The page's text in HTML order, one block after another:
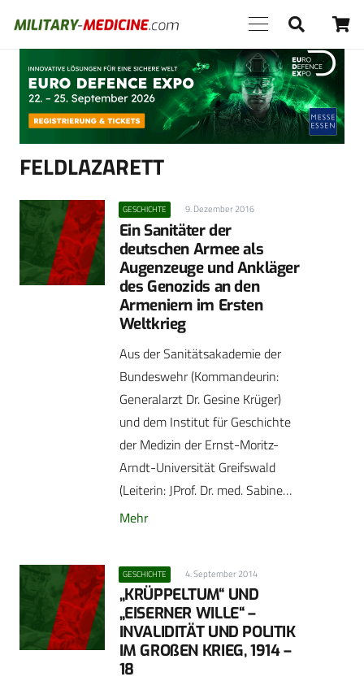
Anzeige
FELDLAZARETT
GESCHICHTE 9. Dezember 2016
Ein Sanitäter der
deutschen Armee als
Augenzeuge und Ankläger
des Genozids an den
Armeniern im Ersten
Weltkrieg
Aus der Sanitätsakademie der
Bundeswehr (Kommandeurin:
Generalarzt Dr. Gesine Krüger)
und dem Institut für Geschichte
der Medizin der Ernst-Moritz-
Arndt-Universität Greifswald
(Leiterin: JProf. Dr. med. Sabine…
Mehr
GESCHICHTE 4. September 2014
„KRÜPPELTUM“ UND
„EISERNER WILLE“ –
INVALIDITÄT UND POLITIK
IM GROßEN KRIEG, 1914 –
18